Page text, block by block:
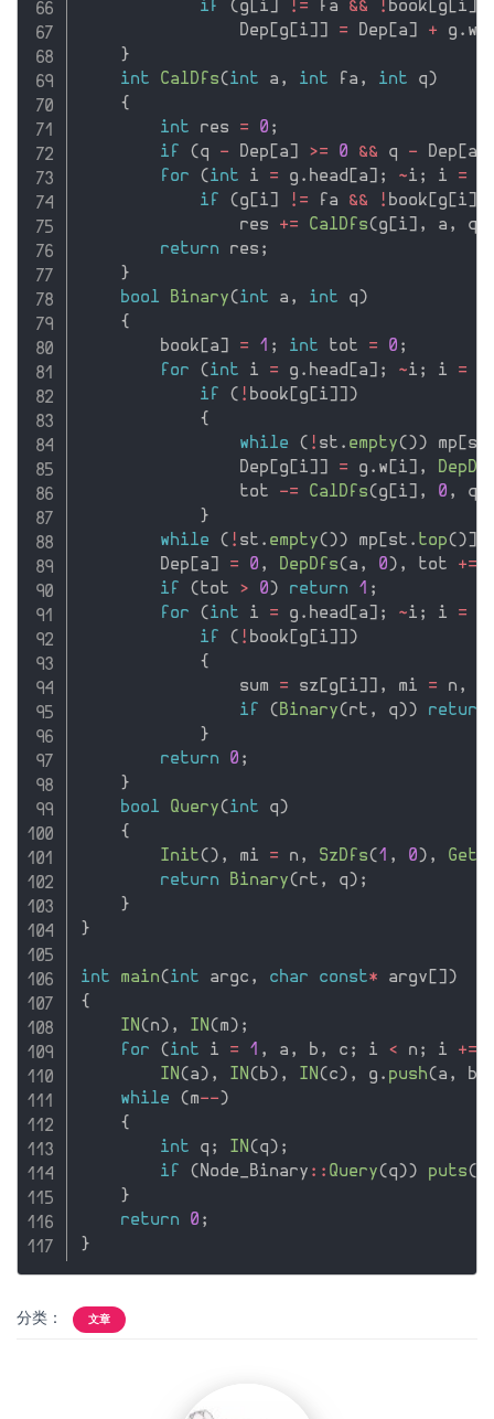
if (g [i] != fa && ! book [g [i]
                Dep
[g [i] ] = Dep [a] + g . w
}
int
CalDfs(int a , int fa , int q)
{
int res = 0 ;
if
(q - Dep [a] >= 0 && q - Dep [a
for
(int i = g . head [a] ; ~i ; i =
if
(g [i] != fa && ! book [g [i]
                res
+= CalDfs(g [i] , a , q
return res ;
}
bool
Binary(int a , int q)
{
        book
[a] = 1 ; int tot = 0 ;
for
(int i = g . head [a] ; ~i ; i =
if
( ! book [g [i] ] )
{
while
( ! st . empty()) mp [st
                Dep
[g [i] ] = g . w [i] ,
                tot
-= CalDfs(g [i] , 0 , q
}
while
( ! st . empty()) mp [st . top()]
        Dep
[a] = 0 , DepDfs(a , 0) , tot +=
if
(tot > 0) return 1 ;
for
(int i = g . head [a] ; ~i ; i =
if
( ! book [g [i] ] )
{
                sum
= sz [g [i] ] , mi = n ,
if
(Binary(rt , q))
return
}
return
0 ;
}
bool
Query(int q)
{
Init() , mi = n , SzDfs(1 , 0) ,
return
Binary(rt , q) ;
}
}
int main(int argc , char const* argv [] )
{
IN(n) , IN(m) ;
for
(int i = 1 , a , b , c ; i < n ; i +=
IN(a) , IN(b) , IN(c) , g . push(a , b
while
(m--)
{
int q ; IN(q) ;
if
(Node_Binary :: Query(q)) puts(
}
return
0 ;
}
分类： 文章